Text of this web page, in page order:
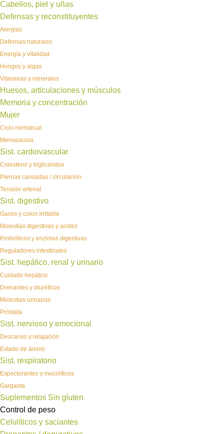
Cabellos, piel y uñas
Defensas y reconstituyentes
Alergias
Defensas naturales
Energía y vitalidad
Hongos y algas
Vitaminas y minerales
Huesos, articulaciones y músculos
Memoria y concentración
Mujer
Ciclo menstrual
Menopausia
Sist. cardiovascular
Colesterol y triglicéridos
Piernas cansadas / circulación
Tensión arterial
Sist. digestivo
Gases y colon irritable
Molestias digestivas y acidez
Probióticos y enzimas digestivas
Reguladores intestinales
Sist. hepático, renal y urinario
Cuidado hepático
Drenantes y diuréticos
Molestias urinarias
Próstata
Sist. nervioso y emocional
Descanso y relajación
Estado de ánimo
Sist. respiratorio
Expectorantes y mucolíticos
Garganta
Suplementos Sin gluten
Control de peso
Celulíticos y saciantes